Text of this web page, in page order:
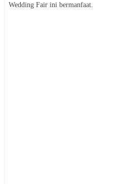
Wedding Fair ini bermanfaat.